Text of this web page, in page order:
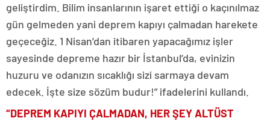
geliştirdim. Bilim insanlarının işaret ettiği o kaçınılmaz
gün gelmeden yani deprem kapıyı çalmadan harekete
geçeceğiz. 1 Nisan’dan itibaren yapacağımız işler
sayesinde depreme hazır bir İstanbul’da, evinizin
huzuru ve odanızın sıcaklığı sizi sarmaya devam
edecek. İşte size sözüm budur!” ifadelerini kullandı.
“DEPREM KAPIYI ÇALMADAN, HER ŞEY ALTÜST